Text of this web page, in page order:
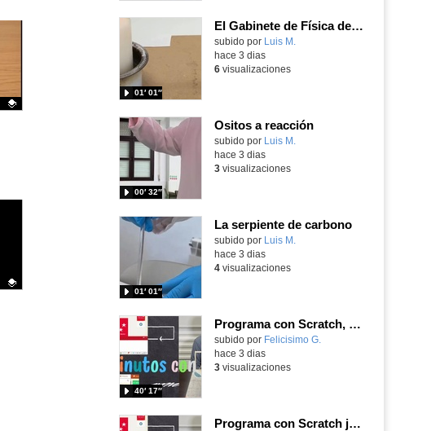
El Gabinete de Física del IES Enrique Tierno Galván de Parla (Curso 25-26)
Contenido educativo.
subido por Luis M.
01′ 01″
hace 3 dias
6visualizaciones
Ositos a reacción
Contenido educativo.
subido por Luis M.
00′ 32″
hace 3 dias
3visualizaciones
La serpiente de carbono
Contenido educativo.
subido por Luis M.
01′ 01″
hace 3 dias
4visualizaciones
Programa con Scratch, 8 diferentes juegos para vivir la emoción de los partidos de España en el mundial 2026
Contenido educativo.
subido por Felicisimo G.
40′ 17″
hace 3 dias
3visualizaciones
Programa con Scratch juegos con los partidos del mundial 2026 ganados por España